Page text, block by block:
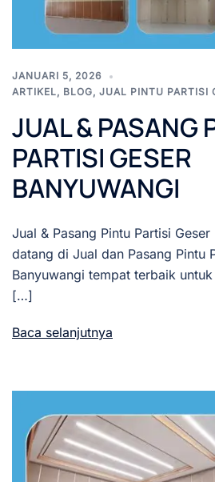
JANUARI 5, 2026
ARTIKEL, BLOG, JUAL PINTU PARTISI
JUAL & PASANG
PARTISI GESER
BANYUWANGI
Jual & Pasang Pintu Partisi
datang di Jual dan Pasang Pintu
Banyuwangi tempat terbaik
[…]
Baca selanjutnya